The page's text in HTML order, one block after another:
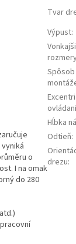
o
I na omak
do 280
Tvar
Výpust:
Spôsob
Hĺbka
Odtieň:
drezu: